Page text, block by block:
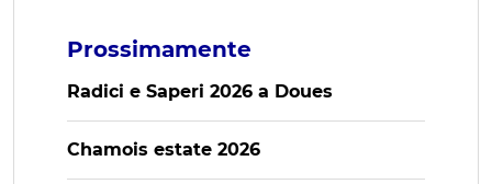
Prossimamente
Radici e Saperi 2026 a Doues
Chamois estate 2026